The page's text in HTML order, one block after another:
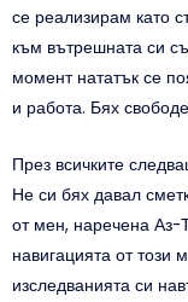
се реализирам като
към вътрешната си
момент нататък се
и работа. Бях
През всичките
Не си бях давал
от мен, наречена Аз-
навигацията от този
изследванията си